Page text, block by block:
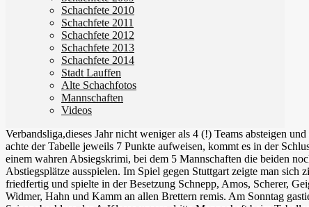
Schachfete 2010
Schachfete 2011
Schachfete 2012
Schachfete 2013
Schachfete 2014
Stadt Lauffen
Alte Schachfotos
Mannschaften
Videos
Verbandsliga,dieses Jahr nicht weniger als 4 (!) Teams absteigen und
achte der Tabelle jeweils 7 Punkte aufweisen, kommt es in der
einem wahren Absiegskrimi, bei dem 5 Mannschaften die beiden
Abstiegsplätze ausspielen. Im Spiel gegen Stuttgart zeigte man sich
friedfertig und spielte in der Besetzung Schnepp, Amos, Scherer,
Widmer, Hahn und Kamm an allen Brettern remis. Am Sonntag